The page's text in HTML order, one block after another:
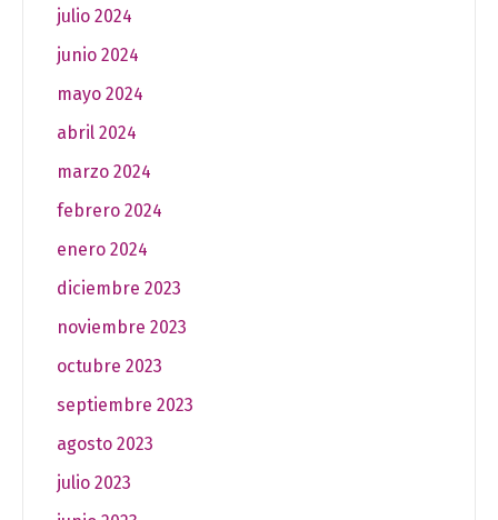
julio 2024
junio 2024
mayo 2024
abril 2024
marzo 2024
febrero 2024
enero 2024
diciembre 2023
noviembre 2023
octubre 2023
septiembre 2023
agosto 2023
julio 2023